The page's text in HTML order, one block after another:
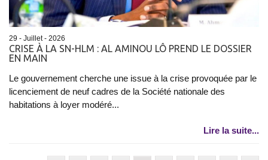
29 - Juillet - 2026
CRISE À LA SN-HLM : AL AMINOU LÔ PREND LE DOSSIER
EN MAIN
Le gouvernement cherche une issue à la crise provoquée par le
licenciement de neuf cadres de la Société nationale des
habitations à loyer modéré...
Lire la suite...